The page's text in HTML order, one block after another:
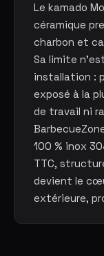
Le kamado
céramique
charbon et
Sa limite
installation :
exposé à la
de travail ni
100 % inox
TTC,
devient le
extérieure,